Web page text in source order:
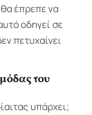
έπρεπε να
οδηγεί σε
πετυχαίνει
του
υπάρχει;